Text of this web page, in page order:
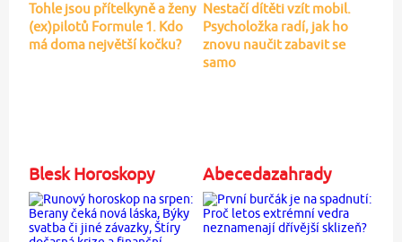
Tohle jsou přítelkyně a ženy
(ex)pilotů Formule 1. Kdo
má doma největší kočku?
Nestačí dítěti vzít mobil.
Psycholožka radí, jak ho
znovu naučit zabavit se
samo
Blesk Horoskopy Abecedazahrady